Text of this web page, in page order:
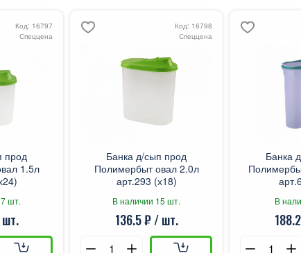
Код: 16797
Спеццена
прод
1.5л
шт.
Код: 16798
Спеццена
Банка д/сып прод
Полимербыт овал 2.0л
арт.293 (х18)
В наличии 15 шт.
136.5 ₽ / шт.
Банка
В